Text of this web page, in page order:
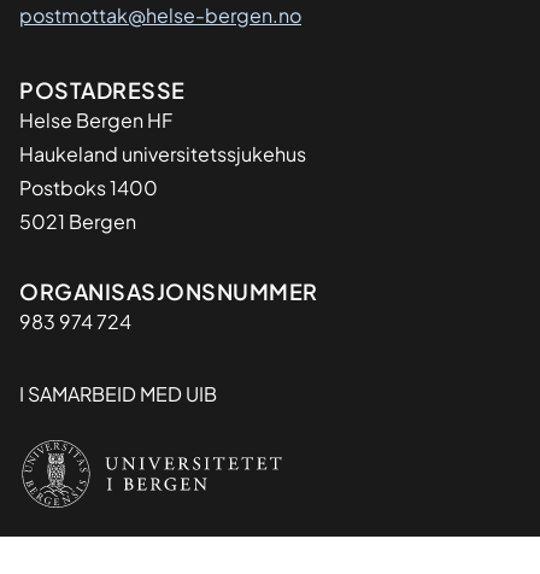
postmottak@helse-bergen.no
Adresse
POSTADRESSE
Helse Bergen HF
Haukeland universitetssjukehus
Postboks 1400
5021 Bergen
Organisasjon
ORGANISASJONSNUMMER
983 974 724
I SAMARBEID MED UIB